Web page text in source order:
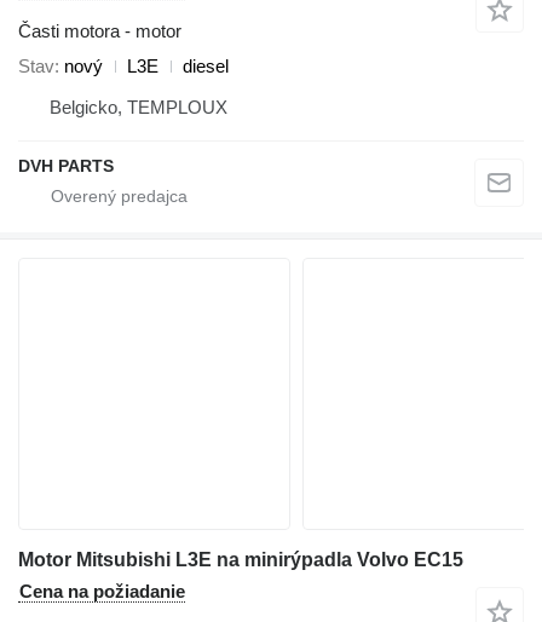
Časti motora - motor
Stav nový L3E
diesel
Belgicko, TEMPLOUX
DVH PARTS
Motor Mitsubishi L3E na minirýpadla Volvo EC15
Cena na požiadanie